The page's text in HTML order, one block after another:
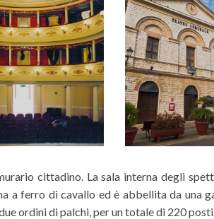
ordini di palchi, per un totale di 220 posti.